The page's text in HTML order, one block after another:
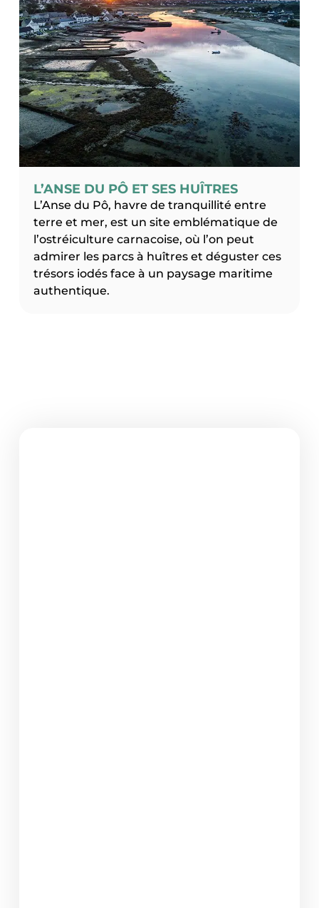
L’ANSE DU PÔ ET SES HUÎTRES
L’Anse du Pô, havre de tranquillité entre
terre et mer, est un site emblématique de
l’ostréiculture carnacoise, où l’on peut
admirer les parcs à huîtres et déguster ces
trésors iodés face à un paysage maritime
authentique.